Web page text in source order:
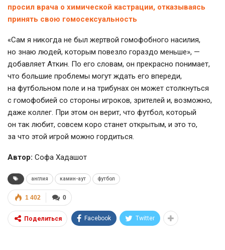
просил врача о химической кастрации, отказываясь
принять свою гомосексуальность
«Сам я никогда не был жертвой гомофобного насилия,
но знаю людей, которым повезло гораздо меньше», —
добавляет Аткин. По его словам, он прекрасно понимает,
что большие проблемы могут ждать его впереди,
на футбольном поле и на трибунах он может столкнуться
с гомофобией со стороны игроков, зрителей и, возможно,
даже коллег. При этом он верит, что футбол, который
он так любит, совсем коро станет открытым, и это то,
за что этой игрой можно гордиться.
Автор: Софа Хадашот
англия камин-аут футбол
0
1 402
Поделиться Facebook Twitter